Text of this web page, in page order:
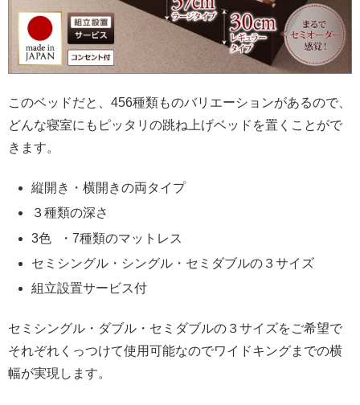
このベッドだと、456種類ものバリエーションがあるので、
どんな寝室にもピッタリの跳ね上げベッドを置くことがで
きます。
縦開き・横開きの両タイプ
３種類の深さ
3色 ・7種類のマットレス
セミシングル・シングル・セミダブルの３サイズ
組立設置サービス付
セミシングル・ダブル・セミダブルの３サイズをご希望で
それぞれくっつけて使用可能なのでワイドキングまでの横
幅が実現します。